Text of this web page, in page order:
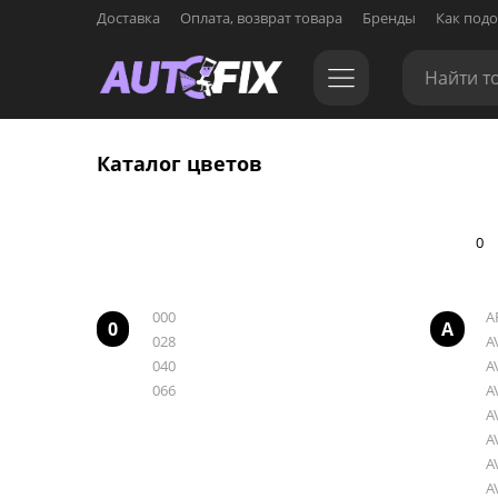
Доставка Оплата, возврат товара Бренды Как
Каталог цветов
0
0
000
028
040
066
A